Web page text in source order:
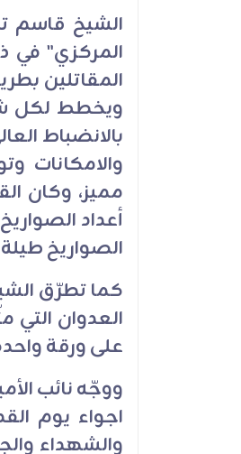
الشيخ قاسم
المركزي" في
المقاتلين
ويخطط لكل
بالانضباط
والامكانات
مميز، وكان
أعداد
الصواريخ
كما تطرّق
العدوان التي
على ورقة
ووجّه نائب
اجواء يوم
والشهداء